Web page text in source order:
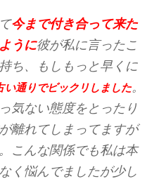
今まで付き合って来た
うに彼が私に言ったこ
ち、もしもっと早くに
い通りでビックリしました。
気ない態度をとったり
離れてしまってますが
こんな関係でも私は本
く悩んでましたが少し